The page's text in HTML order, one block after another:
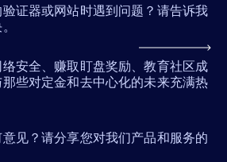
证器或网站时遇到问题？请告诉我
安全、赚取盯盘奖励、教育社区成
些对定金和去中心化的未来充满热
见？请分享您对我们产品和服务的